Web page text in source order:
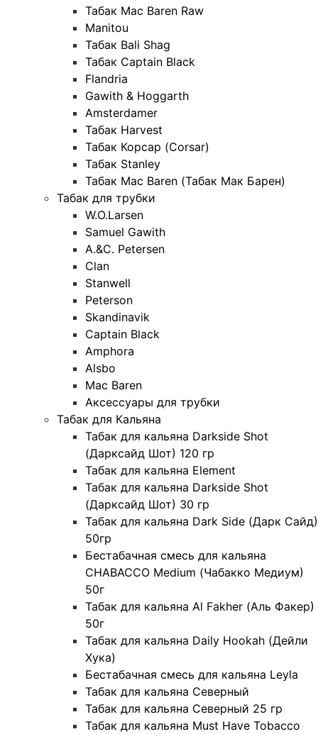
Табак Mac Baren Raw
Manitou
Табак Bali Shag
Табак Captain Black
Flandria
Gawith & Hoggarth
Amsterdamer
Табак Harvest
Табак Корсар (Corsar)
Табак Stanley
Табак Mac Baren (Табак Мак Барен)
Табак для трубки
W.O.Larsen
Samuel Gawith
A.&C. Petersen
Clan
Stanwell
Peterson
Skandinavik
Captain Black
Amphora
Alsbo
Mac Baren
Аксессуары для трубки
Табак для Кальяна
Табак для кальяна Darkside Shot
(Дарксайд Шот) 120 гр
Табак для кальяна Element
Табак для кальяна Darkside Shot
(Дарксайд Шот) 30 гр
Табак для кальяна Dark Side (Дарк Сайд)
50гр
Бестабачная смесь для кальяна
CHABACCO Medium (Чабакко Медиум)
50г
Табак для кальяна Al Fakher (Аль Факер)
50г
Табак для кальяна Daily Hookah (Дейли
Хука)
Бестабачная смесь для кальяна Leyla
Табак для кальяна Северный
Табак для кальяна Северный 25 гр
Табак для кальяна Must Have Tobacco